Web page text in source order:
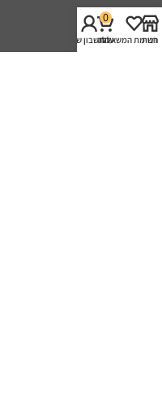
מזנונים
קמיניםחנות
רשימת המשאלות
0
עגלה
החשבון שלי